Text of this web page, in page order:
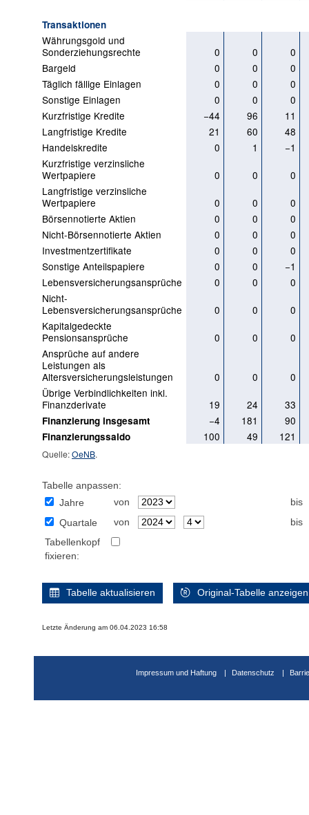
Transaktionen
Währungsgold und
Sonderziehungsrechte
0 0
0
Bargeld
0 0
0
Täglich fällige Einlagen
0 0
0
Sonstige Einlagen
0 0
0
Kurzfristige Kredite
−44 96
11
Langfristige Kredite
21 60
48
Handelskredite
0 1
−1
Kurzfristige verzinsliche
Wertpapiere
0 0
0
Langfristige verzinsliche
Wertpapiere
0 0
0
Börsennotierte Aktien
0 0
0
Nicht-Börsennotierte Aktien
0 0
0
Investmentzertifikate
0 0
0
Sonstige Anteilspapiere
0 0
−1
Lebensversicherungsansprüche
0 0
0
Nicht-
Lebensversicherungsansprüche
0 0
0
Kapitalgedeckte
Pensionsansprüche
0 0
0
Ansprüche auf andere
Leistungen als
Altersversicherungsleistungen
0 0
0
Übrige Verbindlichkeiten inkl.
Finanzderivate
19 24 33
Finanzierung insgesamt −4 181 90
Finanzierungssaldo 100 49 121
Quelle:OeNB.
Tabelle anpassen:
Jahre
von
bis
Quartale
von
bis
Tabellenkopf
fixieren:
Tabelle aktualisieren Original-Tabelle anzeigen
Letzte Änderung am 06.04.2023 16:58
Impressum und Haftung Datenschutz